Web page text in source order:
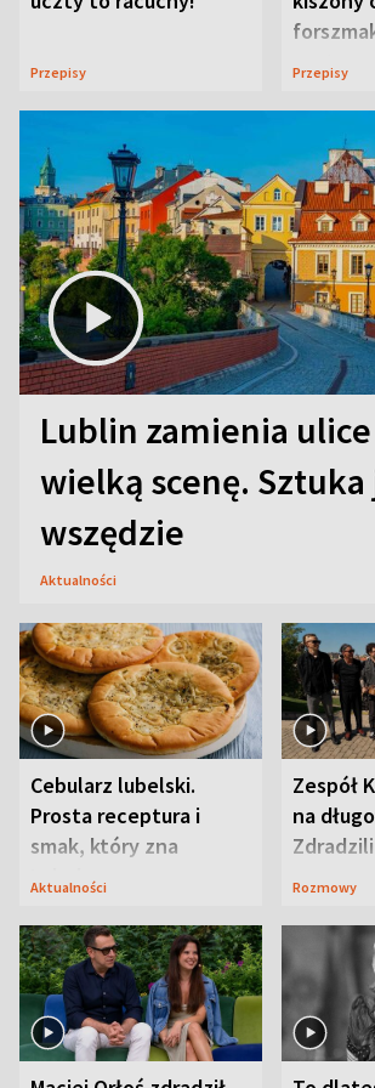
Przepisy
uczta
Przepisy
Lublin zamienia
wielką scenę.
wszędzie
Aktualności
Cebularz lubelski.
Prosta receptura i
smak, który zna
Lubelszczyzna
Aktualności
Zespół
na
Rozmowy